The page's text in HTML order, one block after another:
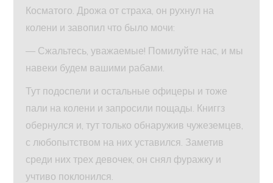
Косматого. Дрожа от страха, он рухнул на
колени и завопил что было мочи:
— Сжальтесь, уважаемые! Помилуйте нас, и мы
навеки будем вашими рабами.
Тут подоспели и остальные офицеры и тоже
пали на колени и запросили пощады. Книггз
обернулся и, тут только обнаружив чужеземцев,
с любопытством на них уставился. Заметив
среди них трех девочек, он снял фуражку и
учтиво поклонился.